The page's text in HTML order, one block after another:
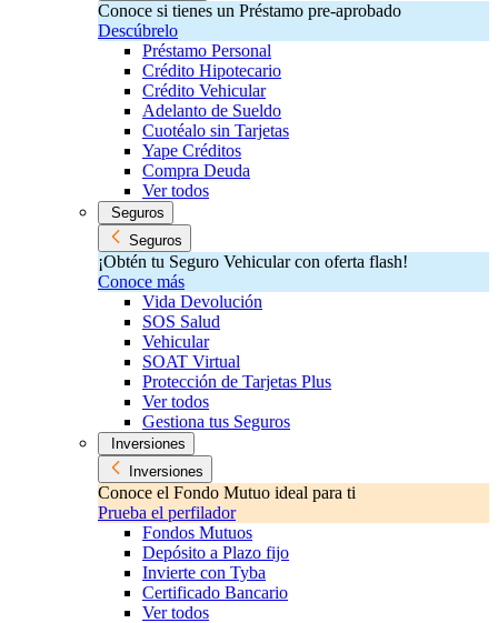
Conoce si tienes un Préstamo pre-aprobado
Descúbrelo
Préstamo Personal
Crédito Hipotecario
Crédito Vehicular
Adelanto de Sueldo
Cuotéalo sin Tarjetas
Yape Créditos
Compra Deuda
Ver todos
Seguros
Seguros
¡Obtén tu Seguro Vehicular con oferta flash!
Conoce más
Vida Devolución
SOS Salud
Vehicular
SOAT Virtual
Protección de Tarjetas Plus
Ver todos
Gestiona tus Seguros
Inversiones
Inversiones
Conoce el Fondo Mutuo ideal para ti
Prueba el perfilador
Fondos Mutuos
Depósito a Plazo fijo
Invierte con Tyba
Certificado Bancario
Ver todos